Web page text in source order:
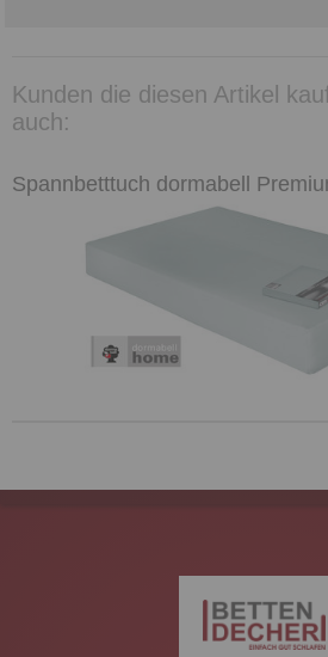
Kunden die diesen Artikel
auch:
Spannbetttuch dormabell